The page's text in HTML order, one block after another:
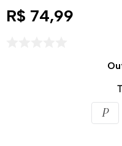
R$ 74,99
P